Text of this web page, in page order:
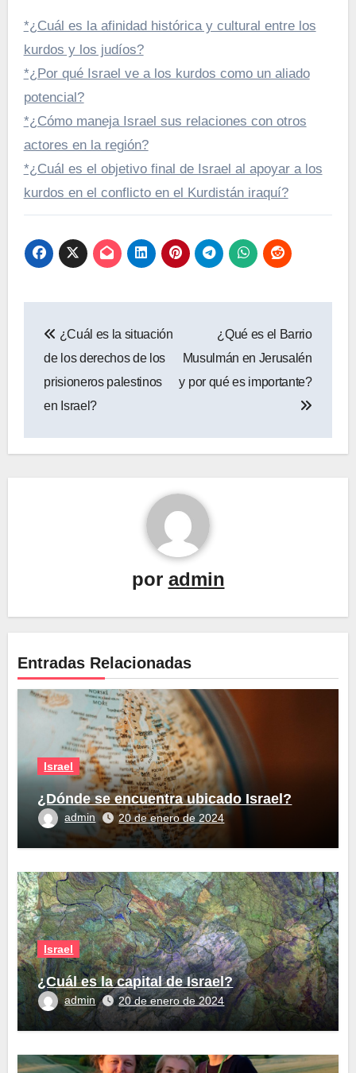
*¿Cuál es la afinidad histórica y cultural entre los
kurdos y los judíos?
*¿Por qué Israel ve a los kurdos como un aliado
potencial?
*¿Cómo maneja Israel sus relaciones con otros
actores en la región?
*¿Cuál es el objetivo final de Israel al apoyar a los
kurdos en el conflicto en el Kurdistán iraquí?
de
entradas
¿Cuál es la situación
de los derechos de los
prisioneros palestinos
en Israel?
¿Qué es el Barrio
Musulmán en Jerusalén
y por qué es importante?
por admin
Entradas Relacionadas
Israel
¿Dónde se encuentra ubicado Israel?
admin 20 de enero de 2024
Israel
¿Cuál es la capital de Israel?
admin 20 de enero de 2024